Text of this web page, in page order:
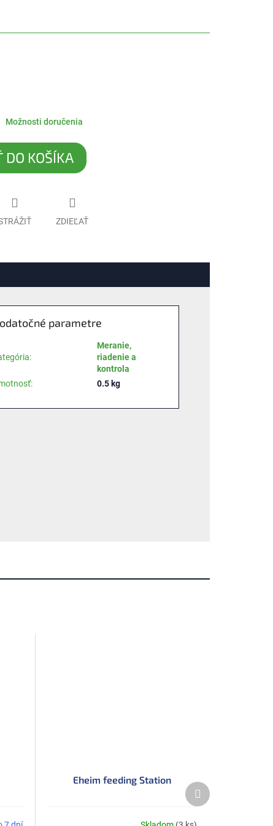
Možnosti doručenia
DO KOŠÍKA
ZDIEĽAŤ
Eheim feeding Station
Ďalší
produkt
parametre
:
Meranie,
riadenie a
kontrola
: 0.5 kg